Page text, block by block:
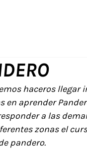
haceros
en aprender
a las
zonas el
pandero.